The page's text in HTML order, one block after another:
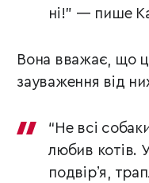
ні!” — пише
Вона вважає, що
зауваження від
“Не всі
любив котів.
подвірʼя,